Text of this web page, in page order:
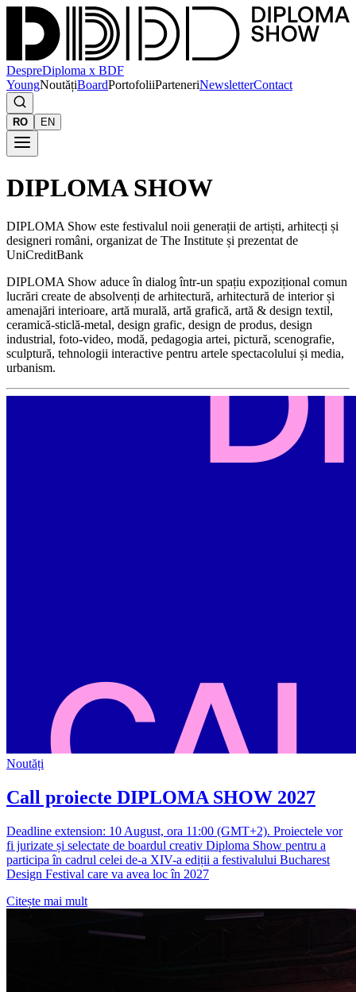
DespreDiploma x BDF
YoungNoutățiBoardPortofoliiParteneriNewsletterContact
RO EN
DIPLOMA SHOW
DIPLOMA Show este festivalul noii generații de artiști, arhitecți și
designeri români, organizat de The Institute și prezentat de
UniCreditBank
DIPLOMA Show aduce în dialog într-un spațiu expozițional comun
lucrări create de absolvenți de arhitectură, arhitectură de interior și
amenajări interioare, artă murală, artă grafică, artă & design textil,
ceramică-sticlă-metal, design grafic, design de produs, design
industrial, foto-video, modă, pedagogia artei, pictură, scenografie,
sculptură, tehnologii interactive pentru artele spectacolului și media,
urbanism.
Noutăți
Call proiecte DIPLOMA SHOW 2027
Deadline extension: 10 August, ora 11:00 (GMT+2). Proiectele vor
fi jurizate și selectate de boardul creativ Diploma Show pentru a
participa în cadrul celei de-a XIV-a ediții a festivalului Bucharest
Design Festival care va avea loc în 2027
Citește mai mult